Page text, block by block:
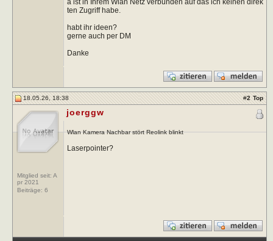
ten Zugriff habe.
habt ihr ideen?
gerne auch per DM
Danke
18.05.26, 18:38 #2 Top
Mitglied seit: A
pr 2021
Beiträge: 6
joerggw
Wlan Kamera Nachbar stört Reolink blinkt
Laserpointer?